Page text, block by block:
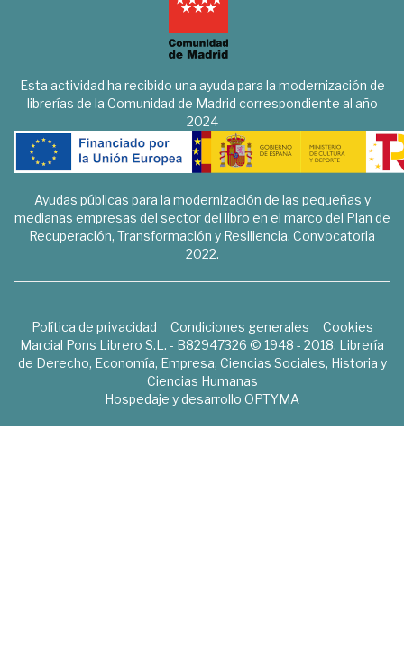
Esta actividad ha recibido una ayuda para la modernización de
librerías de la Comunidad de Madrid correspondiente al año
2024
Ayudas públicas para la modernización de las pequeñas y
medianas empresas del sector del libro en el marco del Plan de
Recuperación, Transformación y Resiliencia. Convocatoria
2022.
Política de privacidad Condiciones generales
Cookies
Marcial Pons Librero S.L. - B82947326 © 1948 - 2018. Librería
de Derecho, Economía, Empresa, Ciencias Sociales, Historia y
Ciencias Humanas
Hospedaje y desarrollo OPTYMA